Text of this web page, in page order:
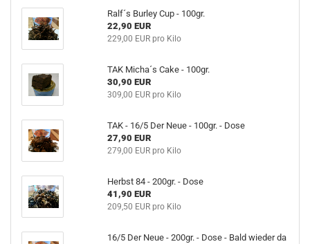
Ralf´s Burley Cup - 100gr.
22,90 EUR
229,00 EUR pro Kilo
TAK Micha´s Cake - 100gr.
30,90 EUR
309,00 EUR pro Kilo
TAK - 16/5 Der Neue - 100gr. - Dose
27,90 EUR
279,00 EUR pro Kilo
Herbst 84 - 200gr. - Dose
41,90 EUR
209,50 EUR pro Kilo
16/5 Der Neue - 200gr. - Dose - Bald wieder da